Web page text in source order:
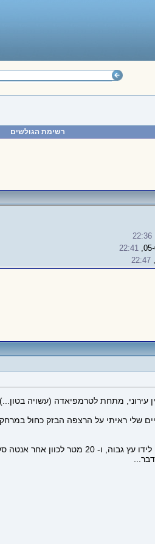
רשימת הגולשים
22:36
22:41
22:47
עירוני, מתחת לטרמפיאדה (עשויה בטון...).
שלי ראיתי על הרצפה הבזק כחול
במרחק 20 מטר בצד אחד ממני היה